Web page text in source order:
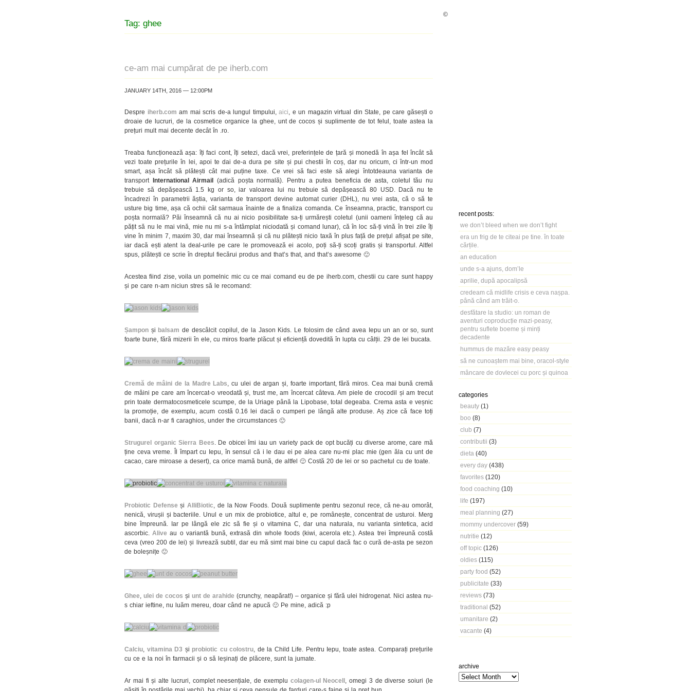
recent posts:
we don’t bleed when we don’t fight
era un frig de te citeai pe tine. în toate
cărțile.
an education
unde s-a ajuns, dom’le
aprilie, după apocalipsă
credeam că midlife crisis e ceva nașpa.
până când am trăit-o.
desfătare la studio: un roman de
aventuri coproducție mazi-peasy,
pentru suflete boeme și minți
decadente
hummus de mazăre easy peasy
să ne cunoaștem mai bine, oracol-style
mâncare de dovlecei cu porc și quinoa
categories
beauty (1)
boo (8)
club (7)
contributii (3)
dieta (40)
every day (438)
favorites (120)
food coaching (10)
life (197)
meal planning (27)
mommy undercover (59)
nutritie (12)
off topic (126)
oldies (115)
party food (52)
publicitate (33)
reviews (73)
traditional (52)
umanitare (2)
vacante (4)
archive
Tag: ghee
ce-am mai cumpărat de pe iherb.com
JANUARY 14TH, 2016 — 12:00PM
Despre iherb.com am mai scris de-a lungul timpului, aici , e un magazin virtual din State, pe care găsești o
droaie de lucruri, de la cosmetice organice la ghee, unt de cocos și suplimente de tot felul, toate astea la
prețuri mult mai decente decât în .ro.
Treaba funcționează așa: îți faci cont, îți setezi, dacă vrei, preferințele de țară și monedă în așa fel încât să
vezi toate prețurile în lei, apoi te dai de-a dura pe site și pui chestii în coș, dar nu oricum, ci într-un mod
smart, așa încât să plătești cât mai puține taxe. Ce vrei să faci este să alegi întotdeauna varianta de
transport International Airmail (adică poșta normală). Pentru a putea beneficia de asta, coletul tău nu
trebuie să depășească 1.5 kg or so, iar valoarea lui nu trebuie să depășească 80 USD. Dacă nu te
încadrezi în parametrii ăștia, varianta de transport devine automat curier (DHL), nu vrei asta, că o să te
usture big time, așa că ochii cât sarmaua înainte de a finaliza comanda. Ce înseamna, practic, transport cu
poșta normală? Păi înseamnă că nu ai nicio posibilitate sa-ți urmărești coletul (unii oameni înțeleg că au
pățit să nu le mai vină, mie nu mi s-a întâmplat niciodată și comand lunar), că în loc să-ți vină în trei zile îți
vine în minim 7, maxim 30, dar mai înseamnă și că nu plătești nicio taxă în plus față de prețul afișat pe site,
iar dacă ești atent la deal-urile pe care le promovează ei acolo, poți să-ți scoți gratis și transportul. Altfel
spus, plătești ce scrie în dreptul fiecărui produs and that’s that, and that’s awesome 🙂
Acestea fiind zise, voila un pomelnic mic cu ce mai comand eu de pe iherb.com, chestii cu care sunt happy
și pe care n-am niciun stres să le recomand:
Șampon și balsam de descâlcit copilul, de la Jason Kids. Le folosim de când avea Iepu un an or so, sunt
foarte bune, fără mizerii în ele, cu miros foarte plăcut și eficiență dovedită în lupta cu câlții. 29 de lei bucata.
Cremă de mâini de la Madre Labs
, cu ulei de argan și, foarte important, fără miros. Cea mai bună cremă
de mâini pe care am încercat-o vreodată și, trust me, am încercat câteva. Am piele de crocodil și am trecut
prin toate dermatocosmeticele scumpe, de la Uriage până la Lipobase, total degeaba. Crema asta e veșnic
la promoție, de exemplu, acum costă 0.16 lei dacă o cumperi pe lângă alte produse. Aș zice că face toți
banii, dacă n-ar fi caraghios, under the circumstances 🙂
Strugurel organic Sierra Bees . De obicei îmi iau un variety pack de opt bucăți cu diverse arome, care mă
ține ceva vreme. Îl împart cu Iepu, în sensul că i le dau ei pe alea care nu-mi plac mie (gen ăla cu unt de
cacao, care miroase a desert), ca orice mamă bună, de altfel 🙂 Costă 20 de lei or so pachetul cu de toate.
Probiotic Defense și AlliBiotic , de la Now Foods. Două suplimente pentru sezonul rece, că ne-au omorât,
nenică, virușii și bacteriile. Unul e un mix de probiotice, altul e, pe românește, concentrat de usturoi. Merg
bine împreună. Iar pe lângă ele zic să fie și o vitamina C, dar una naturala, nu varianta sintetica, acid
ascorbic. Alive au o variantă bună, extrasă din whole foods (kiwi, acerola etc.). Astea trei împreună costă
ceva (vreo 200 de lei) și livrează subtil, dar eu mă simt mai bine cu capul dacă fac o cură de-asta pe sezon
de boleșnițe 🙂
Ghee ,ulei de cocos șiunt de arahide (crunchy, neapărat!) – organice și fără ulei hidrogenat. Nici astea nu-
s chiar ieftine, nu luăm mereu, doar când ne apucă 🙂 Pe mine, adică :p
Calciu vitamina D3 și probiotic cu colostru , de la Child Life. Pentru Iepu, toate astea. Comparați prețurile
cu ce e la noi în farmacii și o să leșinați de plăcere, sunt la jumate.
Ar mai fi și alte lucruri, complet neesențiale, de exemplu colagen-ul Neocell , omegi 3 de diverse soiuri (le
©